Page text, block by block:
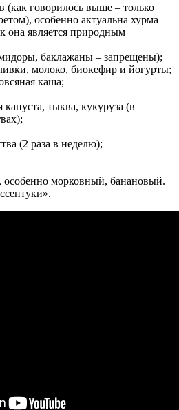
говорилось выше – только
особенно актуальна хурма
она является природным
баклажаны – запрещены);
молоко, биокефир и йогурты;
каша;
тыква, кукуруза (в
(2 раза в неделю);
морковный, банановый.